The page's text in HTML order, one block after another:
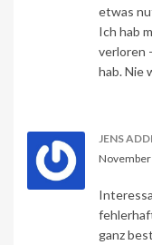
etwas
Ich hab
verloren
hab. Nie
JENS
November
ganz